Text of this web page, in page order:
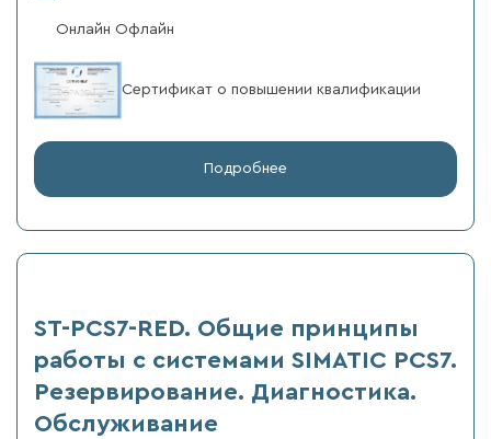
Онлайн Офлайн
Сертификат о повышении квалификации
Подробнее
ST-PCS7-RED. Общие принципы
работы с системами SIMATIC PCS7.
Резервирование. Диагностика.
Обслуживание